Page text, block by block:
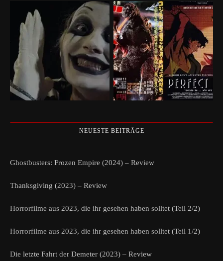
NEUESTE BEITRÄGE
Ghostbusters: Frozen Empire (2024) – Review
Thanksgiving (2023) – Review
Horrorfilme aus 2023, die ihr gesehen haben solltet (Teil 2/2)
Horrorfilme aus 2023, die ihr gesehen haben solltet (Teil 1/2)
Die letzte Fahrt der Demeter (2023) – Review